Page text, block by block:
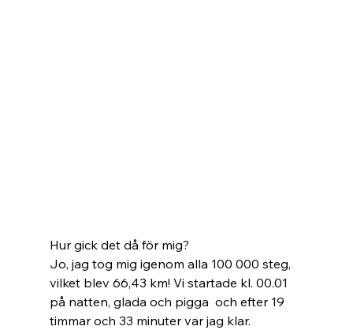
Hur gick det då för mig?
Jo, jag tog mig igenom alla 100 000 steg,
vilket blev 66,43 km! Vi startade kl. 00.01
på natten, glada och pigga  och efter 19
timmar och 33 minuter var jag klar.